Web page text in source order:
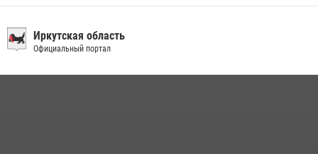
преступной группы, организовавшей бизнес по оказанию интим-
услуг
Иркутская область
Официальный портал